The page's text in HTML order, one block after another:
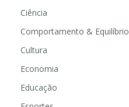
Ciência
Comportamento & Equilíbrio
Cultura
Economia
Educação